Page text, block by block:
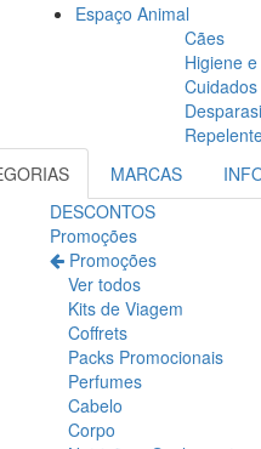
Espaço Animal
Cães
Higiene e
Cuidados
MARCAS
DESCONTOS
Promoções
Promoções
Ver todos
Kits de Viagem
Coffrets
Packs Promocionais
Perfumes
Cabelo
Corpo